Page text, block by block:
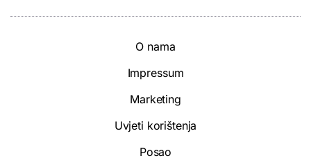
O nama
Impressum
Marketing
Uvjeti korištenja
Posao